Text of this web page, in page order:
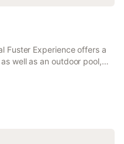
Fuster Experience offers a
well as an outdoor pool,
features city and inner
Museum.